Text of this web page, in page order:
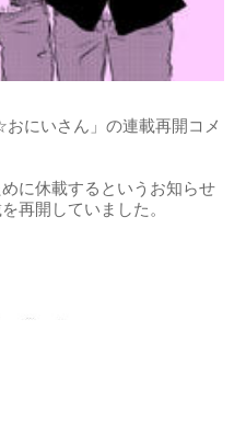
にいさん」の連載再開コメ
に休載するというお知らせ
再開していました。